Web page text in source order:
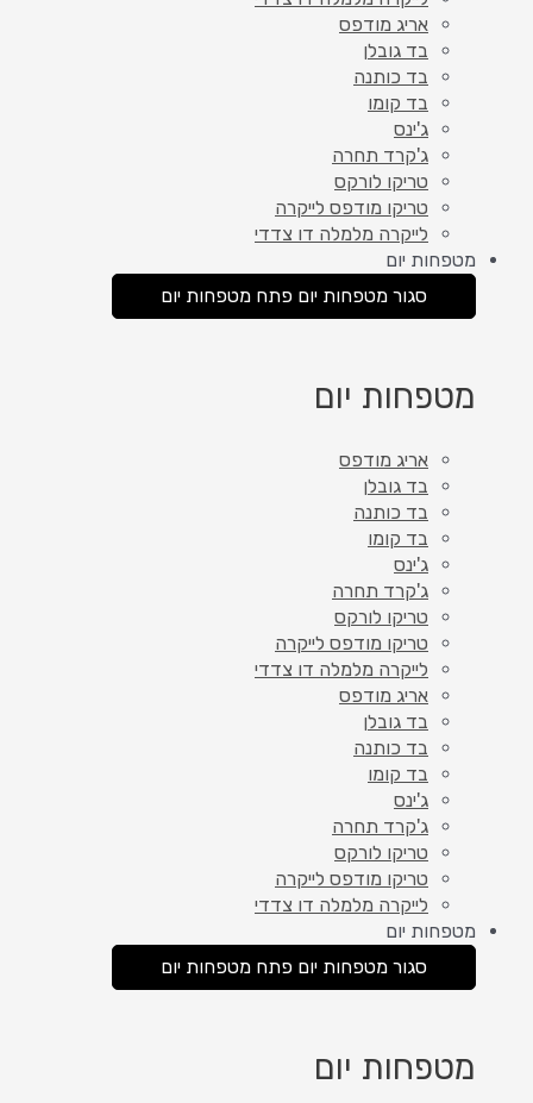
אריג מודפס
בד גובלן
בד כותנה
בד קומו
ג'ינס
ג'קרד תחרה
טריקו לורקס
טריקו מודפס לייקרה
לייקרה מלמלה דו צדדי
מטפחות יום
סגור מטפחות יום פתח מטפחות יום
מטפחות יום
אריג מודפס
בד גובלן
בד כותנה
בד קומו
ג'ינס
ג'קרד תחרה
טריקו לורקס
טריקו מודפס לייקרה
לייקרה מלמלה דו צדדי
אריג מודפס
בד גובלן
בד כותנה
בד קומו
ג'ינס
ג'קרד תחרה
טריקו לורקס
טריקו מודפס לייקרה
לייקרה מלמלה דו צדדי
מטפחות יום
סגור מטפחות יום פתח מטפחות יום
מטפחות יום